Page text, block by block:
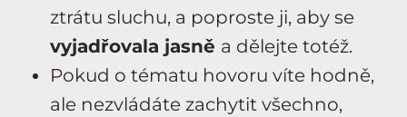
ztrátu sluchu, a poproste ji, aby se
vyjadřovala jasně a dělejte totéž.
Pokud o tématu hovoru víte hodně,
ale nezvládáte zachytit všechno,